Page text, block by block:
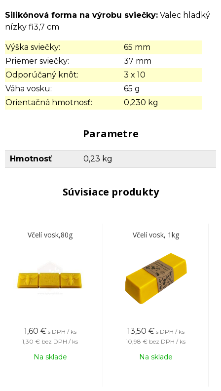
Silikónová forma na výrobu sviečky: Valec hladký
nízky fi3,7 cm
Výška sviečky:
65 mm
Priemer sviečky:
37 mm
Odporúčaný knôt:
3 x 10
Váha vosku:
65 g
Orientačná hmotnosť:
0,230 kg
Parametre
Hmotnosť 0,23 kg
Súvisiace produkty
Včelí vosk,80g
1,60 € s DPH / ks
1,30 € bez DPH / ks
Na sklade
Včelí vosk, 1kg
13,50 € s DPH / ks
10,98 € bez DPH / ks
Na sklade